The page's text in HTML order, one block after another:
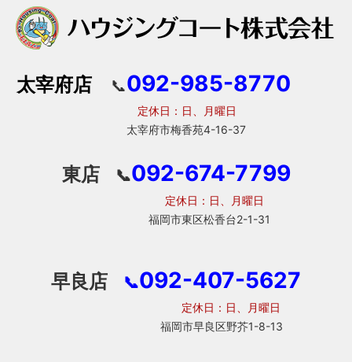
太宰府店 📞092-985-8770
定休日：日、月曜日
太宰府市梅香苑4-16-37
東店 📞092-674-7799
定休日：日、月曜日
福岡市東区松香台2-1-31
早良店 📞092-407-5627
定休日：日、月曜日
福岡市早良区野芥1-8-13